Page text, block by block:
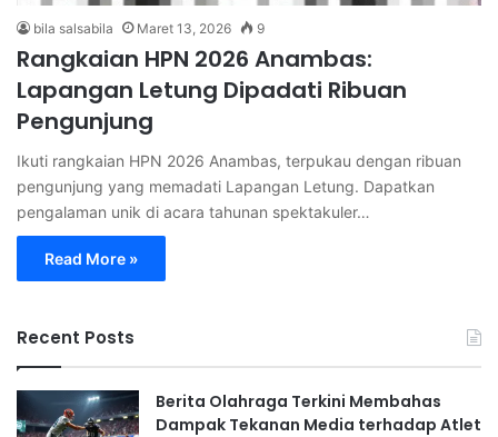
bila salsabila Maret 13, 2026 9
Rangkaian HPN 2026 Anambas:
Lapangan Letung Dipadati Ribuan
Pengunjung
Ikuti rangkaian HPN 2026 Anambas, terpukau dengan ribuan
pengunjung yang memadati Lapangan Letung. Dapatkan
pengalaman unik di acara tahunan spektakuler…
Read More »
Recent Posts
Berita Olahraga Terkini Membahas
Dampak Tekanan Media terhadap Atlet